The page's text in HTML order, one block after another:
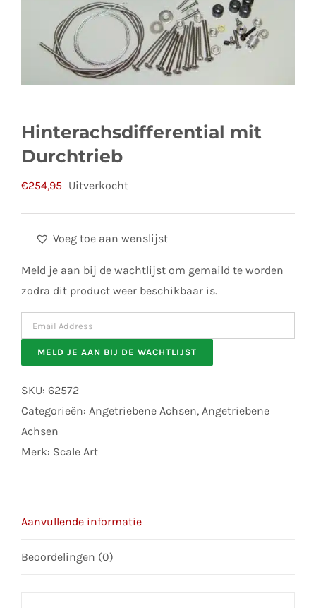
Hinterachsdifferential mit
Durchtrieb
€254,95 Uitverkocht
Voeg toe aan wenslijst
Meld je aan bij de wachtlijst om gemaild te worden
zodra dit product weer beschikbaar is.
Enter
your
email
address
to
join
product
MELD JE AAN BIJ DE WACHTLIJST
SKU: 62572
Categorieën: Angetriebene Achsen, Angetriebene
Achsen
Merk: Scale Art
Aanvullende informatie
Beoordelingen (0)